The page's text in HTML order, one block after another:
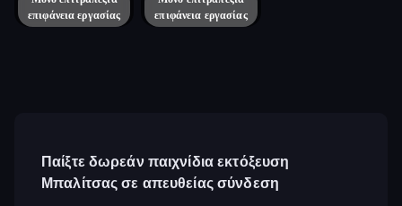
επιφάνεια εργασίας
επιφάνεια εργασίας
Παίξτε δωρεάν παιχνίδια εκτόξευση
Μπαλίτσας σε απευθείας σύνδεση